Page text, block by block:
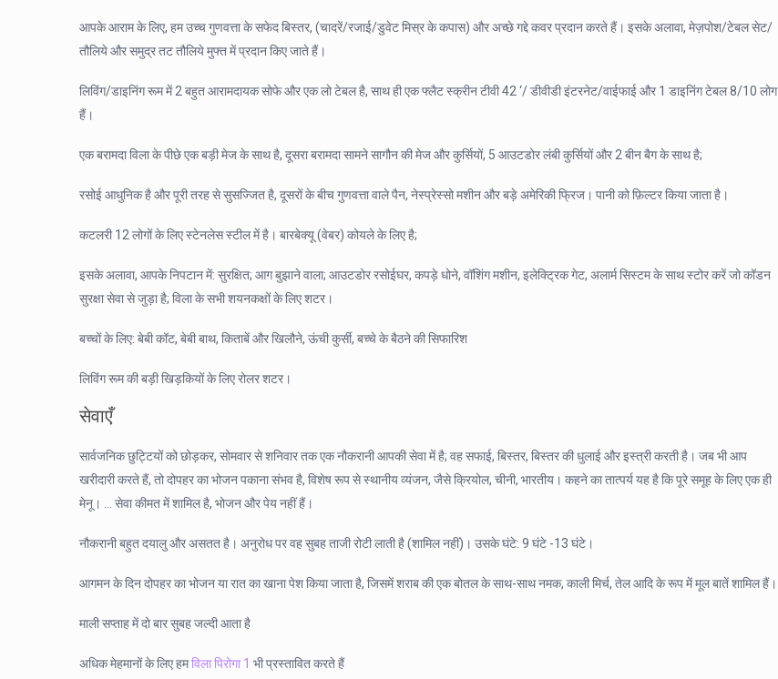
आपके आराम के लिए, हम उच्च गुणवत्ता के सफेद बिस्तर, (चादरें/रजाई/डुवेट मिस्र के कपास) और अच्छे गद्दे कवर प्रदान करते हैं। इसके अलावा, मेज़पोश/टेबल सेट/
तौलिये और समुद्र तट तौलिये मुफ्त में प्रदान किए जाते हैं।
लिविंग/डाइनिंग रूम में 2 बहुत आरामदायक सोफे और एक लो टेबल है, साथ ही एक फ्लैट स्क्रीन टीवी 42 ‘/ डीवीडी इंटरनेट/वाईफाई और 1 डाइनिंग टेबल 8/10 लोग
हैं।
एक बरामदा विला के पीछे एक बड़ी मेज के साथ है, दूसरा बरामदा सामने सागौन की मेज और कुर्सियों, 5 आउटडोर लंबी कुर्सियों और 2 बीन बैग के साथ है;
रसोई आधुनिक है और पूरी तरह से सुसज्जित है, दूसरों के बीच गुणवत्ता वाले पैन, नेस्प्रेस्सो मशीन और बड़े अमेरिकी फ्रिज। पानी को फ़िल्टर किया जाता है।
कटलरी 12 लोगों के लिए स्टेनलेस स्टील में है। बारबेक्यू (वेबर) कोयले के लिए है;
इसके अलावा, आपके निपटान में: सुरक्षित; आग बुझाने वाला; आउटडोर रसोईघर, कपड़े धोने, वॉशिंग मशीन, इलेक्ट्रिक गेट, अलार्म सिस्टम के साथ स्टोर करें जो कॉडन
सुरक्षा सेवा से जुड़ा है; विला के सभी शयनकक्षों के लिए शटर।
बच्चों के लिए: बेबी कॉट, बेबी बाथ, किताबें और खिलौने, ऊंची कुर्सी, बच्चे के बैठने की सिफारिश
लिविंग रूम की बड़ी खिड़कियों के लिए रोलर शटर।
सेवाएँ
सार्वजनिक छुट्टियों को छोड़कर, सोमवार से शनिवार तक एक नौकरानी आपकी सेवा में है; वह सफाई, बिस्तर, बिस्तर की धुलाई और इस्त्री करती है। जब भी आप
खरीदारी करते हैं, तो दोपहर का भोजन पकाना संभव है, विशेष रूप से स्थानीय व्यंजन, जैसे क्रियोल, चीनी, भारतीय। कहने का तात्पर्य यह है कि पूरे समूह के लिए एक ही
मेनू। … सेवा कीमत में शामिल है, भोजन और पेय नहीं हैं।
नौकरानी बहुत दयालु और असतत है। अनुरोध पर वह सुबह ताजी रोटी लाती है (शामिल नहीं)। उसके घंटे: 9 घंटे -13 घंटे।
आगमन के दिन दोपहर का भोजन या रात का खाना पेश किया जाता है, जिसमें शराब की एक बोतल के साथ-साथ नमक, काली मिर्च, तेल आदि के रूप में मूल बातें शामिल हैं।
माली सप्ताह में दो बार सुबह जल्दी आता है
अधिक मेहमानों के लिए हमविला पिरोगा 1 भी प्रस्तावित करते हैं